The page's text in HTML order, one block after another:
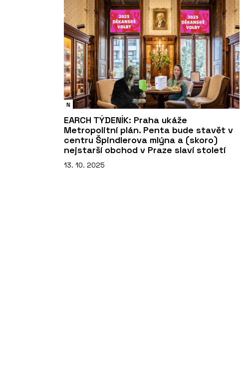
N
EARCH TÝDENÍK: Praha ukáže
Metropolitní plán. Penta bude stavět v
centru Špindlerova mlýna a (skoro)
nejstarší obchod v Praze slaví století
13. 10. 2025